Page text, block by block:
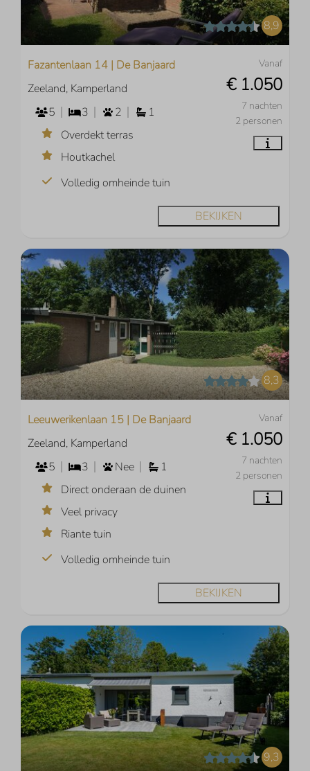
8,9
Vanaf
€ 1.050
7 nachten
2 personen
Fazantenlaan 14 | De Banjaard
Zeeland, Kamperland
5
3 2
1
Overdekt terras
Houtkachel
Volledig omheinde tuin
BEKIJKEN
8,3
Vanaf
€ 1.050
7 nachten
2 personen
Leeuwerikenlaan 15 | De Banjaard
Zeeland, Kamperland
5
3 Nee
1
Direct onderaan de duinen
Veel privacy
Riante tuin
Volledig omheinde tuin
BEKIJKEN
9,3